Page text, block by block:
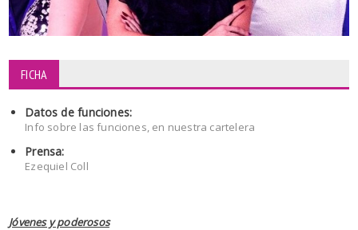
FICHA
Datos de funciones:
Info sobre las funciones, en nuestra cartelera
Prensa:
Ezequiel Coll
Jóvenes y poderosos